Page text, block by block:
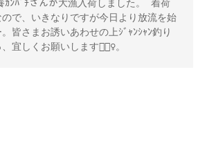
ﾝﾊﾟﾁさんが大漁入荷しました。 着荷
で、いきなりですが今日より放流を始
皆さまお誘いあわせの上ｼﾞｬﾝｼｬﾝ釣り
宜しくお願いします🙇🏻‍♀️。